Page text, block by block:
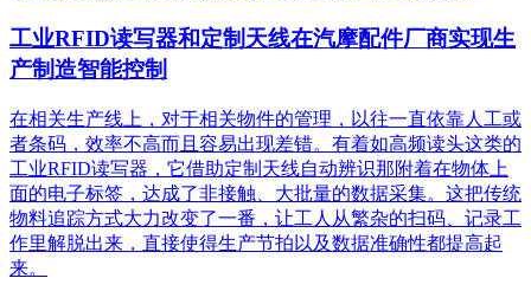
工业RFID读写器和定制天线在汽摩配件厂商实现生
产制造智能控制
在相关生产线上，对于相关物件的管理，以往一直依靠人工或
者条码，效率不高而且容易出现差错。有着如高频读头这类的
工业RFID读写器，它借助定制天线自动辨识那附着在物体上
面的电子标签，达成了非接触、大批量的数据采集。这把传统
物料追踪方式大力改变了一番，让工人从繁杂的扫码、记录工
作里解脱出来，直接使得生产节拍以及数据准确性都提高起
来。